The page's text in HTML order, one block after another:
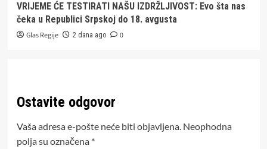
VRIJEME ĆE TESTIRATI NAŠU IZDRŽLJIVOST: Evo šta nas
čeka u Republici Srpskoj do 18. avgusta
Glas Regije 2 dana ago 0
Ostavite odgovor
Vaša adresa e-pošte neće biti objavljena. Neophodna
polja su označena *